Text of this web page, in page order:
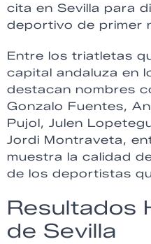
cita en Sevilla para
deportivo de primer
Entre los triatletas
capital andaluza en
destacan nombres
Gonzalo Fuentes,
Pujol, Julen
Jordi Montraveta,
muestra la calidad
de los deportistas
Resultados
de Sevilla